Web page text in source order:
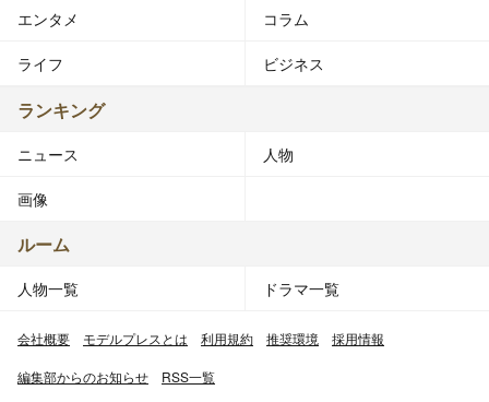
エンタメ コラム
ライフ ビジネス
ランキング
ニュース 人物
画像
ルーム
人物一覧 ドラマ一覧
会社概要 モデルプレスとは 利用規約 推奨環境 採用情報
編集部からのお知らせ RSS一覧